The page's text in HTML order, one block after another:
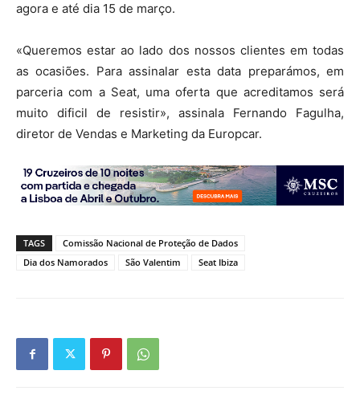
agora e até dia 15 de março.
«Queremos estar ao lado dos nossos clientes em todas
as ocasiões. Para assinalar esta data preparámos, em
parceria com a Seat, uma oferta que acreditamos será
muito dificil de resistir», assinala Fernando Fagulha,
diretor de Vendas e Marketing da Europcar.
TAGS
Comissão Nacional de Proteção de Dados
Dia dos Namorados
São Valentim Seat Ibiza